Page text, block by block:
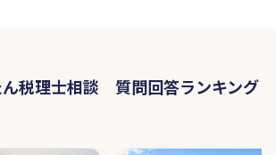
ん税理士相談 質問回答ランキング